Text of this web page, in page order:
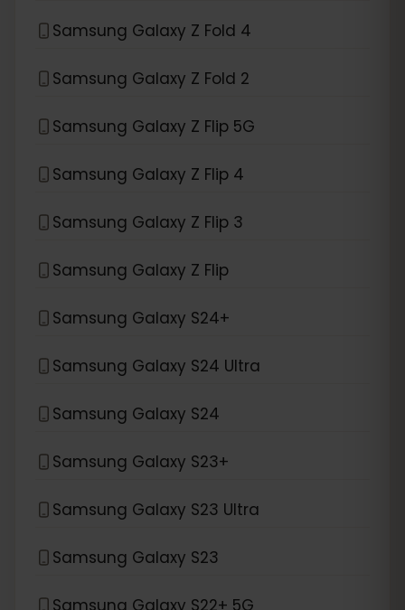
Samsung Galaxy Z Fold 4
Samsung Galaxy Z Fold 2
Samsung Galaxy Z Flip 5G
Samsung Galaxy Z Flip 4
Samsung Galaxy Z Flip 3
Samsung Galaxy Z Flip
Samsung Galaxy S24+
Samsung Galaxy S24 Ultra
Samsung Galaxy S24
Samsung Galaxy S23+
Samsung Galaxy S23 Ultra
Samsung Galaxy S23
Samsung Galaxy S22+ 5G